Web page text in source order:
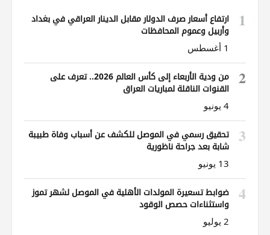
1
ارتفاع أسعار صرف الدولار مقابل الدينار العراقي في بغداد
وأربيل وعموم المحافظات
1 أغسطس
2
من ودية الأربعاء إلى كأس العالم 2026.. تعرف على
القنوات الناقلة لمباريات العراق
4 يونيو
3
تحقيق رسمي في الموصل للكشف عن أسباب وفاة طبيبة
شابة بعد جراحة ناظورية
13 يونيو
4
ضوابط تسعيرة المولدات الأهلية في الموصل لشهر تموز
واستثناءات حصص الوقود
2 يوليو